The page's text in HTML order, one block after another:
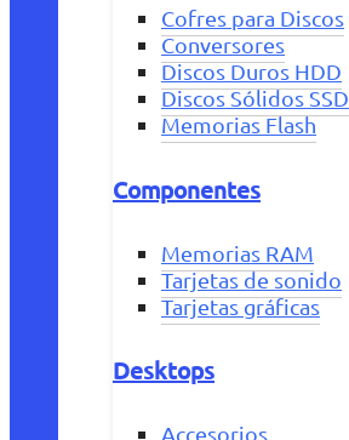
Cofres para Discos
Conversores
Discos Duros HDD
Discos Sólidos SSD
Memorias Flash
Componentes
Memorias RAM
Tarjetas de sonido
Tarjetas gráficas
Desktops
Accesorios